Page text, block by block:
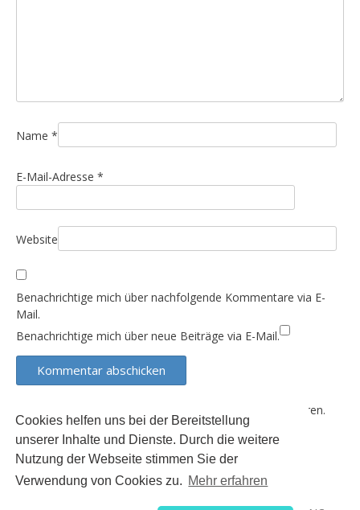
Cookies helfen uns bei der Bereitstellung
unserer Inhalte und Dienste. Durch die weitere
Nutzung der Webseite stimmen Sie der
Verwendung von Cookies zu. Mehr erfahren
Name *
E-Mail-Adresse *
Website
Benachrichtige mich über nachfolgende Kommentare via E-
Mail.
Benachrichtige mich über neue Beiträge via E-Mail.
Diese Website verwendet Akismet, um Spam zu reduzieren.
Erfahre, wie deine Kommentardaten verarbeitet werden.